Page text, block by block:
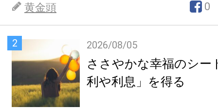
黄金頭 0
2 2026/08/05
ささやかな幸福のシー
利や利息」を得る